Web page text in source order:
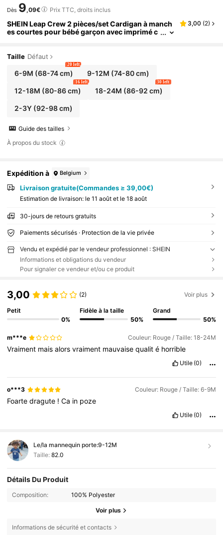
Dès 9,09€ Prix TTC, droits inclus
SHEIN Leap Crew 2 pièces/set Cardigan à manch
es courtes pour bébé garçon avec imprimé c
le printemps/été, les anniversaires, baptêmes, 1e
r anniversaire, galas, représentations, mariages,
etc.
3,00 (2)
Taille Défaut
6-9M (68-74 cm)
20 left
9-12M (74-80 cm)
12-18M (80-86 cm)
16 left
18-24M (86-92 cm)
30 left
2-3Y(92-98 cm)
Guide des tailles
À propos du stock
Expédition à Belgium
Livraison gratuite(Commandes ≥ 39,00€)
Estimation de livraison: le 11 août et le 18 août
30-jours de retours gratuits
Paiements sécurisés · Protection de la vie privée
Vendu et expédié par le vendeur professionnel : SHEIN
Informations et obligations du vendeur
Pour signaler ce vendeur et/ou ce produit
3,00 (2) Voir plus
Petit
0%
Fidèle à la taille
50%
Grand
50%
m***e Couleur: Rouge / Taille: 18-24M
Vraiment maisalorsvraiment mauvaisequalité horrible
Utile (0)
o***3 Couleur: Rouge / Taille: 6-9M
Foartedragute !Ca in poze
Utile (0)
Le/la mannequin porte:9-12M
Taille: 82.0
Détails Du Produit
Composition: 100% Polyester
Voir plus
Informations de sécurité et contacts